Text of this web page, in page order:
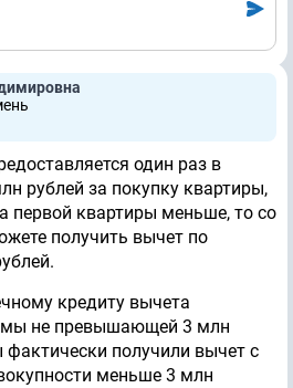
один раз в
рублей за покупку квартиры,
первой квартиры меньше, то со
получить вычет по
кредиту вычета
не превышающей 3 млн
фактически получили вычет с
меньше 3 млн